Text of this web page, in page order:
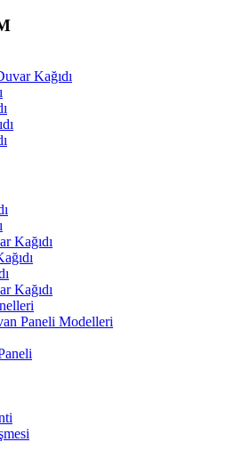
Kağıdı
Kağıdı
Kağıdı
Paneli Modelleri